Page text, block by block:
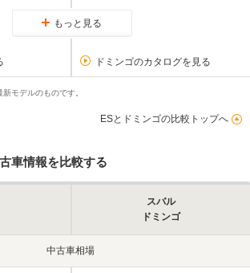
もっと見る
ドミンゴのカタログを見る
モデルのものです。
ESとドミンゴの比較トップへ
車情報を比較する
スバル
ドミンゴ
中古車相場